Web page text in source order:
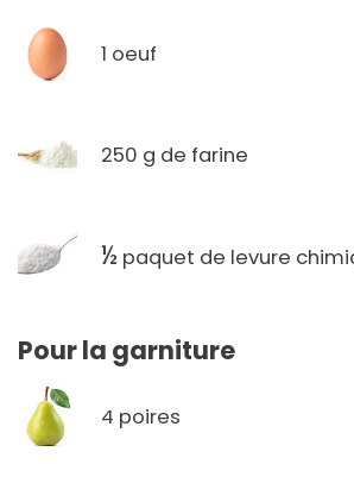
1 oeuf
250 g de farine
½ paquet de levure
Pour la garniture
4 poires